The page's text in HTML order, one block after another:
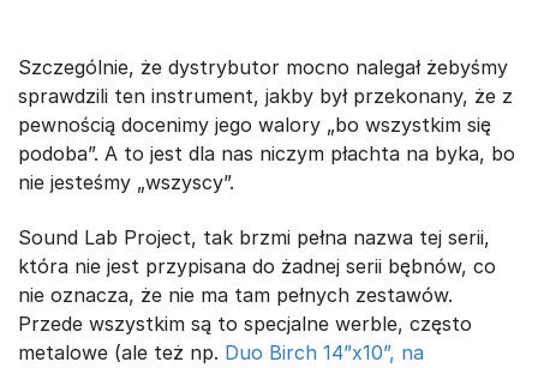
Szczególnie, że dystrybutor mocno nalegał żebyśmy
sprawdzili ten instrument, jakby był przekonany, że z
pewnością docenimy jego walory „bo wszystkim się
podoba”. A to jest dla nas niczym płachta na byka, bo
nie jesteśmy „wszyscy”.
Sound Lab Project, tak brzmi pełna nazwa tej serii,
która nie jest przypisana do żadnej serii bębnów, co
nie oznacza, że nie ma tam pełnych zestawów.
Przede wszystkim są to specjalne werble, często
metalowe (ale też np. Duo Birch 14”x10”, na